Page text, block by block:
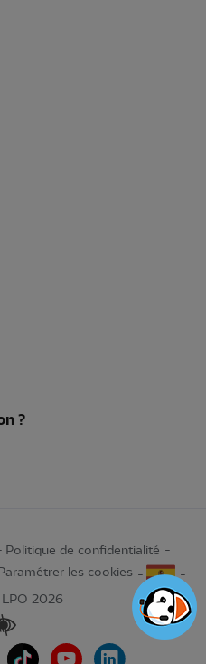
?
Politique de confidentialité
Paramétrer les cookies
2026
Renforcer les contrastes